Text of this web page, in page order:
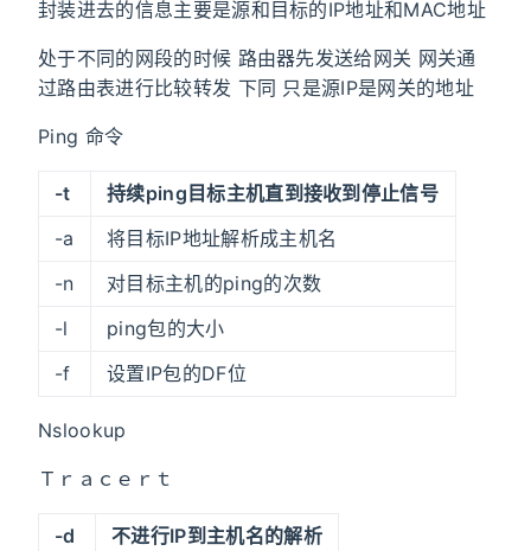
封装进去的信息主要是源和目标的IP地址和MAC地址
处于不同的网段的时候 路由器先发送给网关 网关通
过路由表进行比较转发 下同 只是源IP是网关的地址
Ping 命令
-t
持续ping目标主机直到接收到停止信号
-a
将目标IP地址解析成主机名
-n
对目标主机的ping的次数
-l
ping包的大小
-f
设置IP包的DF位
Nslookup
Ｔｒａｃｅｒｔ
-d
不进行IP到主机名的解析